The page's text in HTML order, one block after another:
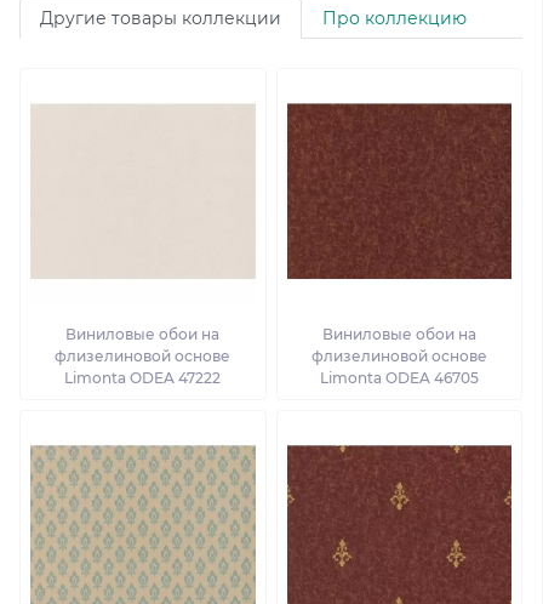
Другие товары коллекции Про коллекцию
Виниловые обои на
флизелиновой основе
Limonta ODEA 47222
Виниловые обои на
флизелиновой основе
Limonta ODEA 46705